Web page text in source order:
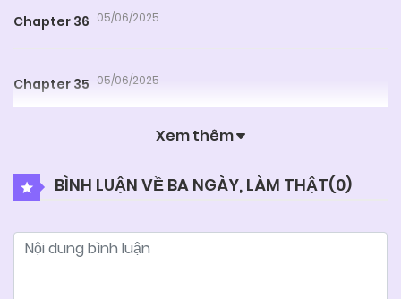
Chapter 36 05/06/2025
Chapter 35 05/06/2025
05/06/2025Xem thêm
BÌNH LUẬN VỀ BA NGÀY, LÀM THẬT(0)